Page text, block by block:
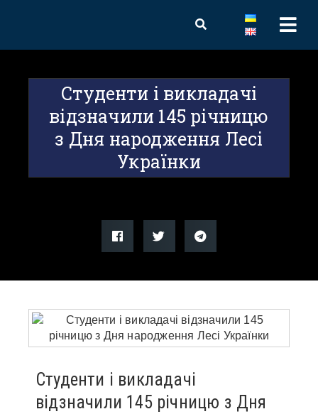
Студенти і викладачі
відзначили 145 річницю
з Дня народження Лесі
Українки
Студенти і викладачі
відзначили 145 річницю з Дня